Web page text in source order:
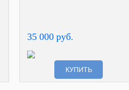
35 000 руб.
КУПИТЬ